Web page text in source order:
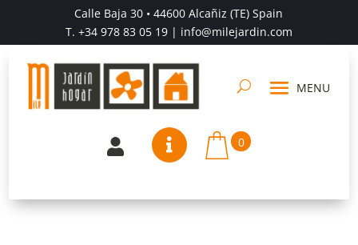
Calle Baja 30 • 44600 Alcañiz (TE) Spain
T. +34 978 83 05 19| info@milejardin.com
  0